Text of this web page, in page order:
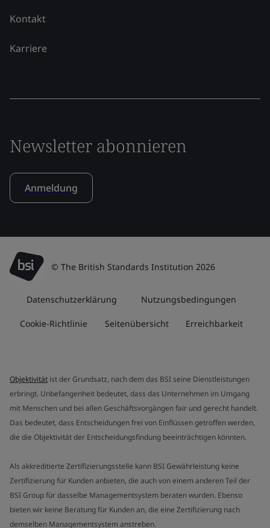
Kontakt
Karriere
Newsletter abonnieren
Anmeldung
© The British Standards Institution 2026
Datenschutzerklärung Nutzungsbedingungen
Cookie-Richtlinie Seitenübersicht Erreichbarkeit
Objektivität ist der Grundsatz, nach dem das BSI seine Dienstleistungen
erbringt. Unbefangenheit bedeutet, dass das Unternehmen im Umgang
mit Menschen und bei allen Geschäftsvorgängen fair und gerecht handelt.
Das bedeutet, dass Entscheidungen frei von Einflüssen getroffen werden,
die die Objektivität der Entscheidungsfindung beeinträchtigen könnten.
Als akkreditierte Zertifizierungsstelle kann BSI Gewährleistung keine
Zertifizierung für Kunden anbieten, die auch von einem anderen Teil der
BSI Group für dasselbe Managementsystem beraten wurden. Ebenso
bieten wir keine Beratung für Kunden an, die eine Zertifizierung nach
demselben Managementsystem anstreben.